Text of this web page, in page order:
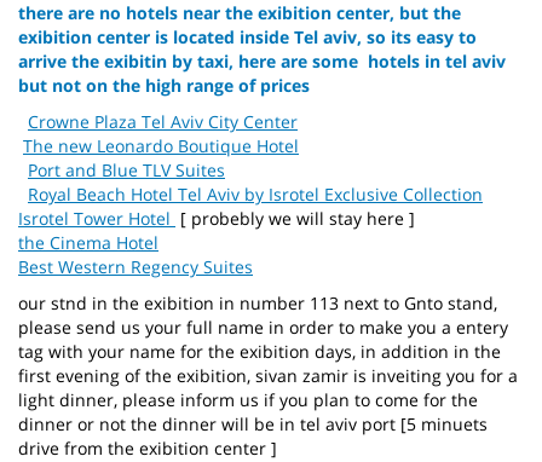
there are no hotels near the exibition center, but the
exibition center is located inside Tel aviv, so its easy to
arrive the exibitin by taxi, here are some hotels in tel aviv
but not on the high range of prices
Crowne Plaza Tel Aviv City Center
The new Leonardo Boutique Hotel
Port and Blue TLV Suites
Royal Beach Hotel Tel Aviv by Isrotel Exclusive Collection
Isrotel Tower Hotel [ probebly we will stay here ]
the Cinema Hotel
Best Western Regency Suites
our stnd in the exibition in number 113 next to Gnto stand,
please send us your full name in order to make you a entery
tag with your name for the exibition days, in addition in the
first evening of the exibition, sivan zamir is inveiting you for a
light dinner, please inform us if you plan to come for the
dinner or not the dinner will be in tel aviv port [5 minuets
drive from the exibition center ]